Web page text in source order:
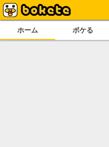
ホーム ボケる